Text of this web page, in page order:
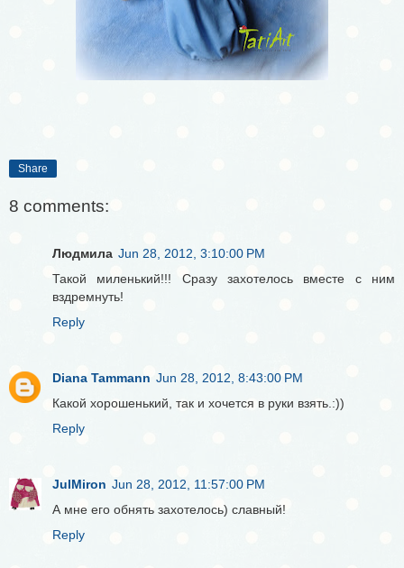
Share
8 comments:
Людмила Jun 28, 2012, 3:10:00 PM
Такой миленький!!! Сразу захотелось вместе с ним
вздремнуть!
Reply
Diana Tammann Jun 28, 2012, 8:43:00 PM
Какой хорошенький, так и хочется в руки взять.:))
Reply
JulMiron Jun 28, 2012, 11:57:00 PM
А мне его обнять захотелось) славный!
Reply